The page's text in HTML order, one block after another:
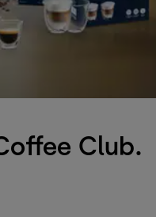
Club.